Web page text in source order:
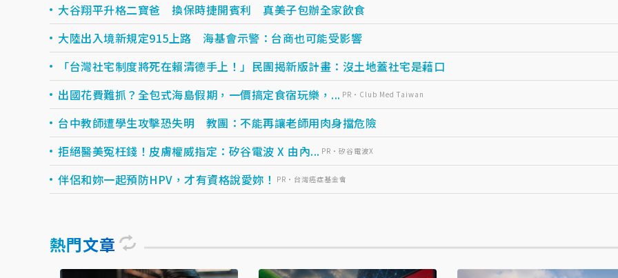
大谷翔平升格二寶爸 換保時捷開賓利 真美子包辦全家飲食
大陸出入境新規定915上路 海基會示警：台商也可能受影響
「台灣社宅制度將死在賴清德手上！」民團揭新版計畫：沒土地蓋社宅是藉口
出國花費難抓？全包式海島假期，一價搞定食宿玩樂，... PR・Club Med Taiwan
台中教師遭學生攻擊恐失明 教團：不能再讓老師用肉身擋危險
拒絕醫美冤枉錢！皮膚權威指定：矽谷電波 X 由內... PR・矽谷電波X
伴侶和妳一起預防HPV，才有資格說愛妳！ PR・台灣癌症基金會
熱門文章